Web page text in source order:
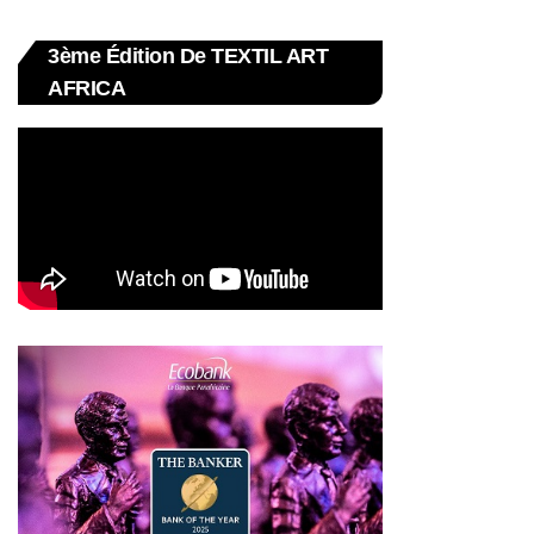
3ème Édition De TEXTIL ART
AFRICA